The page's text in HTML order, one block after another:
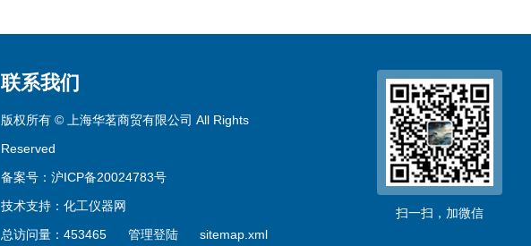
联系我们
版权所有 © 上海华茗商贸有限公司 All Rights
Reserved
备案号：沪ICP备20024783号
技术支持： 化工仪器网
总访问量：453465 管理登陆 sitemap.xml
扫一扫，加微信